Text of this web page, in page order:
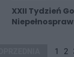
XXII Tydzień
1 2